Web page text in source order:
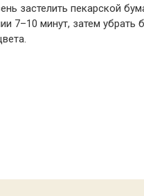
застелить пекарской
7–10 минут, затем убрать